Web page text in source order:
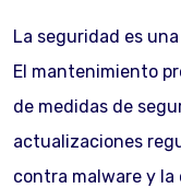
La seguridad es
El mantenimiento
de medidas de
actualizaciones
contra malware y